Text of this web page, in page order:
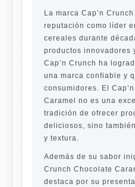
La marca Cap’n
reputación como líder
cereales durante
productos innovadores
Cap’n Crunch ha
una marca confiable y
consumidores. El
Caramel no es una
tradición de ofrecer
deliciosos, sino
y textura.
Además de su sabor
Crunch Chocolate
destaca por su